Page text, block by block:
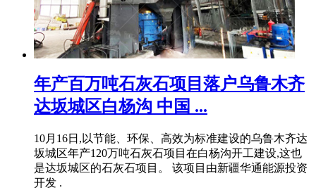
年产百万吨石灰石项目落户乌鲁木齐
达坂城区白杨沟 中国 ...
10月16日,以节能、环保、高效为标准建设的乌鲁木齐达
坂城区年产120万吨石灰石项目在白杨沟开工建设,这也
是达坂城区的石灰石项目。 该项目由新疆华通能源投资
开发 .